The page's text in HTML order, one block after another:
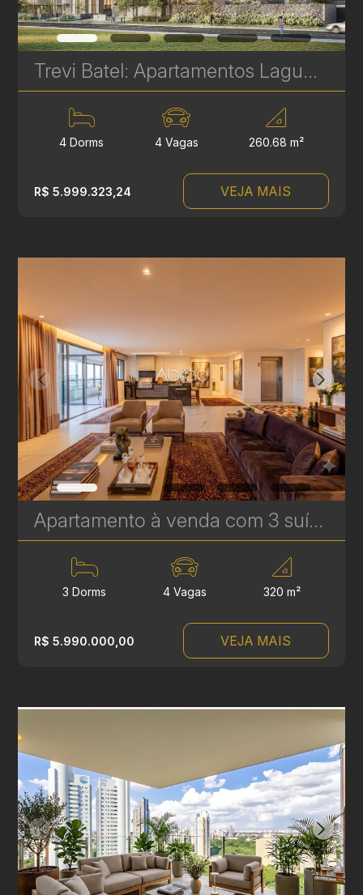
Trevi Batel: Apartamentos Laguna de Alto Padrão à venda no Batel - 4 Suítes - 260 m² | Ref. 1709
4 Dorms 4 Vagas 260.68 m²
R$ 5.999.323,24 VEJA MAIS
Apartamento à venda com 3 suítes no Ecoville - 320 m² - Experience Plaenge | Ref. 1794
3 Dorms 4 Vagas 320 m²
R$ 5.990.000,00 VEJA MAIS